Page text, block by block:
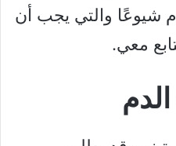
شيوعًا والتي يجب أن
معي.